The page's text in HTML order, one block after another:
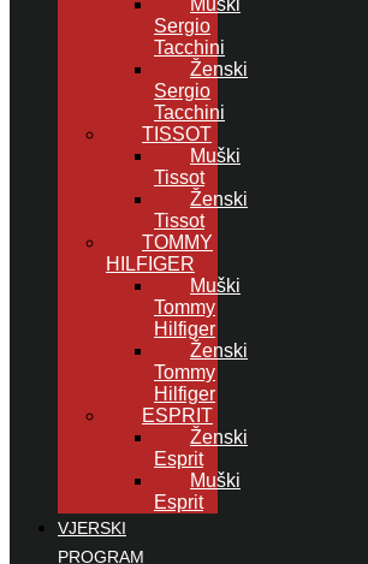
Muški
Sergio
Tacchini
Ženski
Sergio
Tacchini
TISSOT
Muški
Tissot
Ženski
Tissot
TOMMY
HILFIGER
Muški
Tommy
Hilfiger
Ženski
Tommy
Hilfiger
ESPRIT
Ženski
Esprit
Muški
Esprit
VJERSKI
PROGRAM